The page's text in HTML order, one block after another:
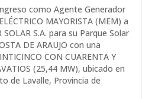
como Agente Generador
MAYORISTA (MEM) a
S.A. para su Parque Solar
DE ARAUJO con una
CON CUARENTA Y
(25,44 MW), ubicado en
de Lavalle, Provincia de